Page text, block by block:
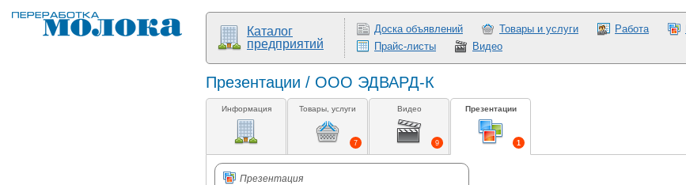
Каталог
предприятий
Доска объявлений Товары и услуги Работа
Прайс-листы
Видео
Презентации / ООО ЭДВАРД-К
Информация
7
Товары, услуги
9
Видео
1
Презентации
Презентация